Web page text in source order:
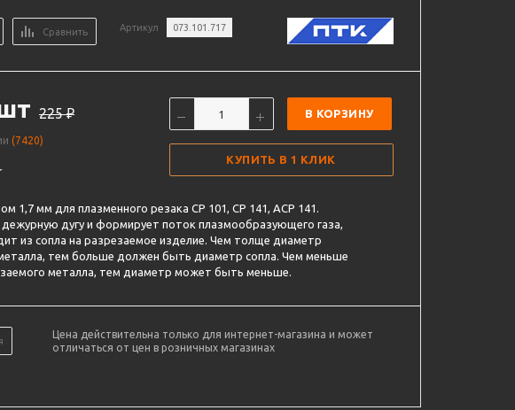
Сравнить Артикул 073.101.717
225₽
(7420)
В КОРЗИНУ
КУПИТЬ В 1 КЛИК
1,7 мм для плазменного резака CP 101, CP 141, ACP 141.
дугу и формирует поток плазмообразующего газа,
из сопла на разрезаемое изделие. Чем толще диаметр
тем больше должен быть диаметр сопла. Чем меньше
металла, тем диаметр может быть меньше.
Цена действительна только для интернет-магазина и может
отличаться от цен в розничных магазинах